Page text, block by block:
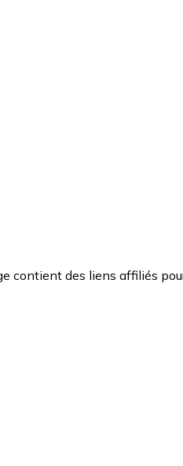
contient des liens affiliés